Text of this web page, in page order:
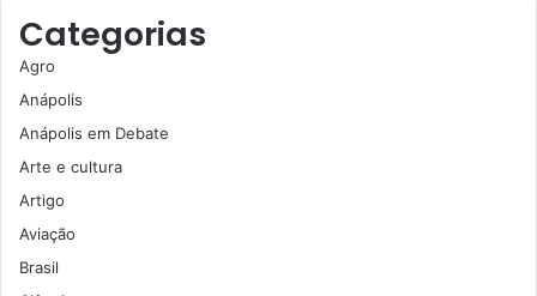
Categorias
Agro
Anápolis
Anápolis em Debate
Arte e cultura
Artigo
Aviação
Brasil